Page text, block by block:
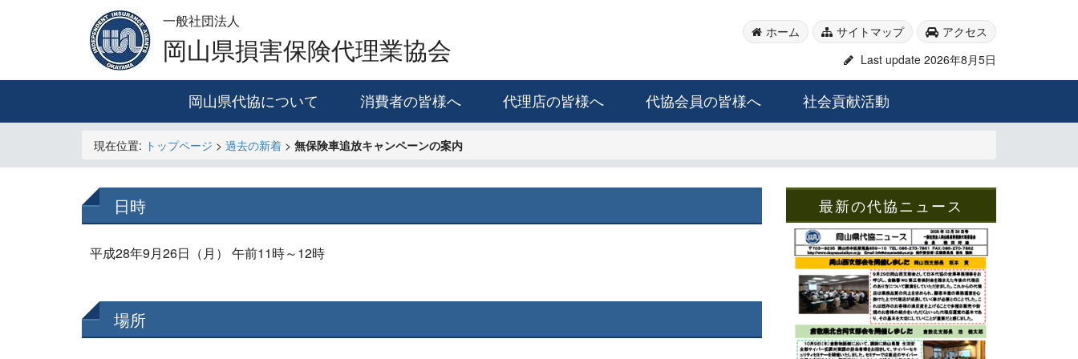
一般社団法人
岡山県損害保険代理業協会
ホーム サイトマップ
アクセス
Last update 2026年8月5日
岡山県代協について 消費者の皆様へ 代理店の皆様へ 代協会員の皆様へ 社会貢献活動
現在位置: トップページ > 過去の新着 > 無保険車追放キャンペーンの案内
日時
平成28年9月26日（月） 午前11時～12時
場所
最新の代協ニュース